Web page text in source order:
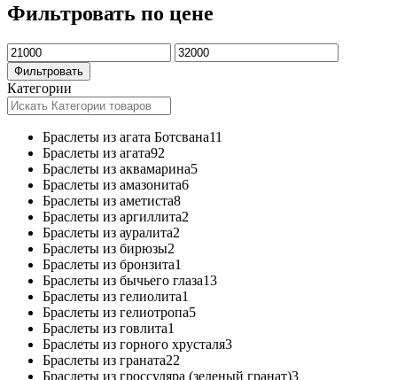
Фильтровать по цене
Минимальная
цена
Максимальная
цена
Фильтровать
Категории
Браслеты из агата Ботсвана11
Браслеты из агата92
Браслеты из аквамарина5
Браслеты из амазонита6
Браслеты из аметиста8
Браслеты из аргиллита2
Браслеты из ауралита2
Браслеты из бирюзы2
Браслеты из бронзита1
Браслеты из бычьего глаза13
Браслеты из гелиолита1
Браслеты из гелиотропа5
Браслеты из говлита1
Браслеты из горного хрусталя3
Браслеты из граната22
Браслеты из гроссуляра (зеленый гранат)3